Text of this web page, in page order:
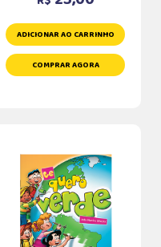
ADICIONAR AO CARRINHO
COMPRAR AGORA